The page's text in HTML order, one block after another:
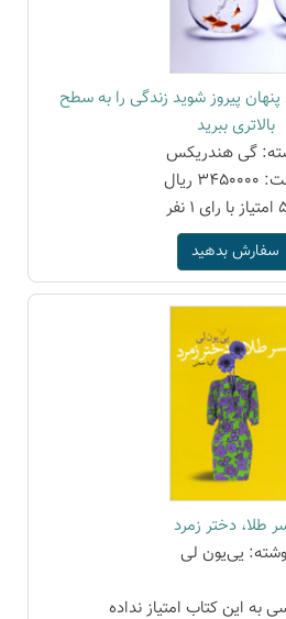
پنهان پیروز شوید زندگی را به سطح
بالاتری ببرید
گی هندریکس
ریال
سفارش بدهید
طلا، دختر زمرد
یی‌یون لی